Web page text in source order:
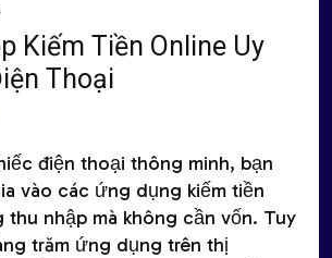
Kiếm Tiền Online Uy
Thoại
điện thoại thông minh, bạn
vào các ứng dụng kiếm tiền
thu nhập mà không cần vốn. Tuy
trăm ứng dụng trên thị